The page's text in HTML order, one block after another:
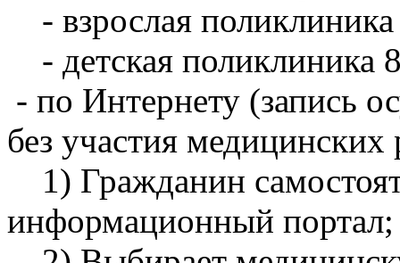
- взрослая
- детская поликлиника
- по Интернету (запись
без участия медицинских
1) Гражданин
информационный портал;